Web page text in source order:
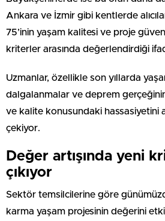
Ankara ve İzmir gibi kentlerde
75’inin yaşam kalitesi ve proje
kriterler arasında değerlendirdiği
Uzmanlar, özellikle son yıllarda
dalgalanmalar ve deprem
ve kalite konusundaki hassasiyetini
çekiyor.
Değer artışında yeni
çıkıyor
Sektör temsilcilerine göre
karma yaşam projesinin değerini